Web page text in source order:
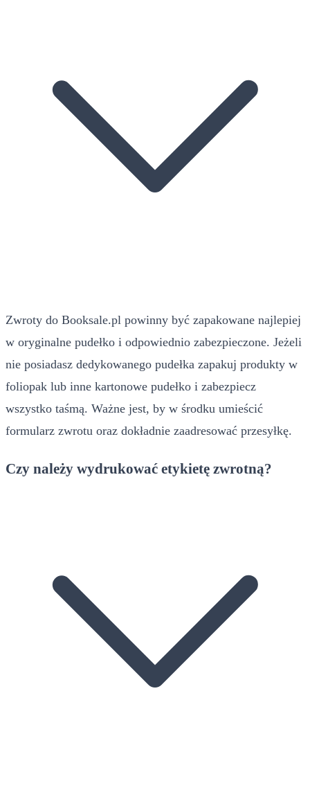
Zwroty do Booksale.pl powinny być zapakowane najlepiej
w oryginalne pudełko i odpowiednio zabezpieczone. Jeżeli
nie posiadasz dedykowanego pudełka zapakuj produkty w
foliopak lub inne kartonowe pudełko i zabezpiecz
wszystko taśmą. Ważne jest, by w środku umieścić
formularz zwrotu oraz dokładnie zaadresować przesyłkę.
Czy należy wydrukować etykietę zwrotną?